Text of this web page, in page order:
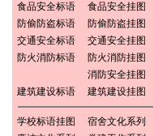
食品安全标语
食品安全挂图
防偷防盗标语
防偷防盗挂图
交通安全标语
交通安全挂图
防火消防标语
防火消防挂图
消防安全挂图
建筑建设标语
建筑建设挂图
学校标语挂图
宿舍文化系列